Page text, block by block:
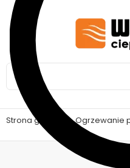
Strona główna > Ogrzewanie